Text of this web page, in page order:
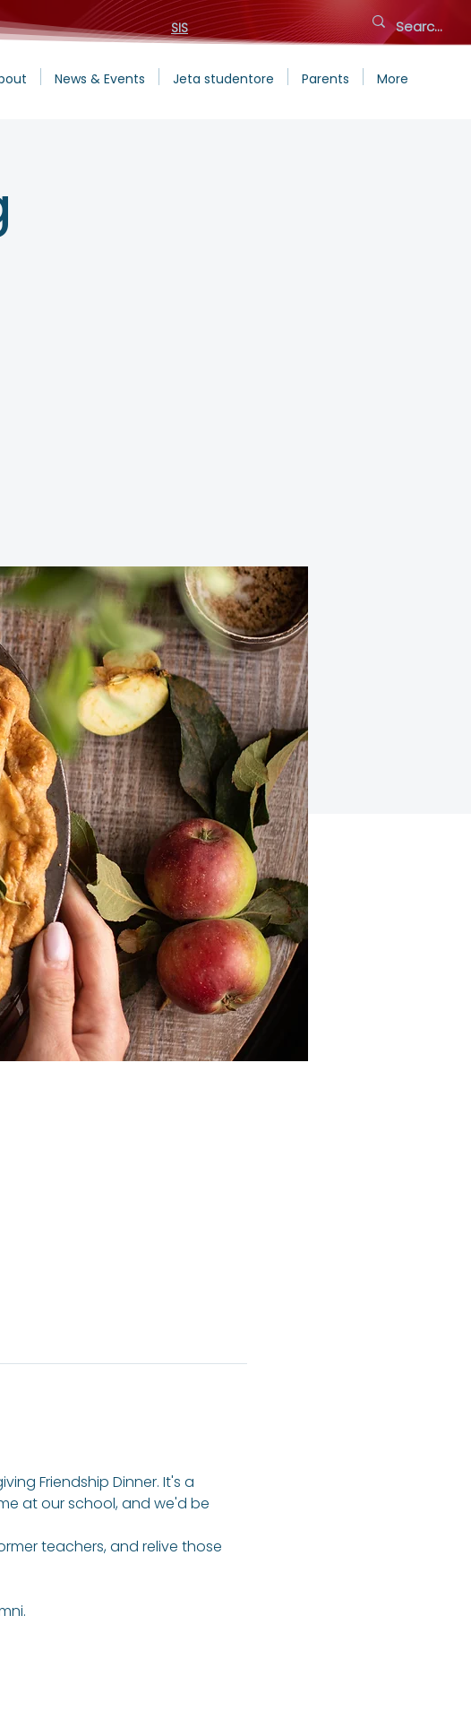
SIS
News & Events Jeta studentore Parents More
Friendship Dinner. It's a
at our school, and we'd be
teachers, and relive those